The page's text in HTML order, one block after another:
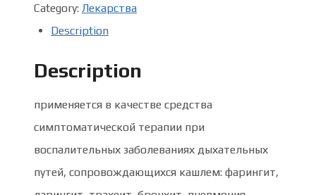
кашля
Суприма
Category: Лекарства
Description
Description
применяется в качестве средства
симптоматической терапии при
воспалительных заболеваниях дыхательных
путей, сопровождающихся кашлем: фарингит,